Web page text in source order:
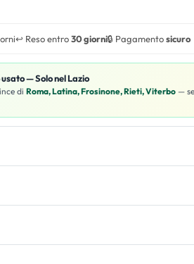
↩️ Reso entro30 giorni🔒 Pagamentosicuro
— Solo nel Lazio
di Roma, Latina, Frosinone, Rieti, Viterbo —